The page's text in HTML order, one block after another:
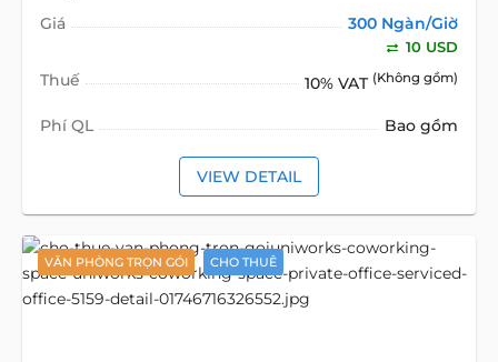
Giá
300 Ngàn/Giờ
10 USD
Thuế 10% VAT (Không gồm)
Phí QL Bao gồm
VIEW DETAIL
VĂN PHÒNG TRỌN GÓI CHO THUÊ